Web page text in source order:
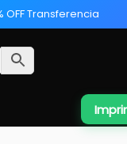
Transferencia